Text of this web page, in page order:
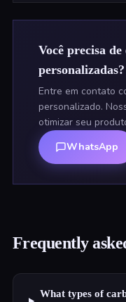
Você precisa de
personalizadas?
Entre em contato
personalizado.
otimizar seu
WhatsApp
Frequently
What types of